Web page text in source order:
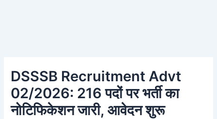
DSSSB Recruitment Advt
02/2026: 216 पदों पर भर्ती का
नोटिफिकेशन जारी, आवेदन शुरू